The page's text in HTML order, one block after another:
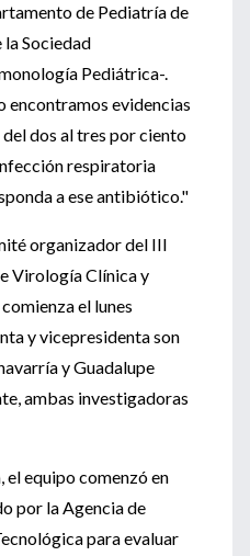
de Pediatría de
la Sociedad
Pediátrica-.
encontramos evidencias
dos al tres por ciento
respiratoria
a ese antibiótico."
organizador del III
Virología Clínica y
el lunes
y vicepresidenta son
y Guadalupe
ambas investigadoras
el equipo comenzó en
por la Agencia de
para evaluar